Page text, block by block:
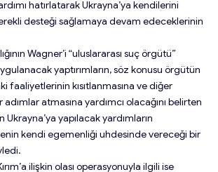
hatırlatarak Ukrayna’ya kendilerini
desteği sağlamaya devam edeceklerinin
Wagner’i “uluslararası suç örgütü”
yaptırımların, söz konusu örgütün
faaliyetlerinin kısıtlanmasına ve diğer
atmasına yardımcı olacağını belirten
yapılacak yardımların
kendi egemenliği uhdesinde vereceği bir
ilişkin olası operasyonuyla ilgili ise